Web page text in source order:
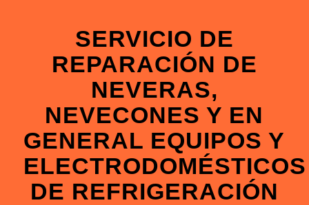
SERVICIO DE
REPARACIÓN DE
NEVERAS,
NEVECONES Y EN
GENERAL EQUIPOS Y
ELECTRODOMÉSTICOS
DE REFRIGERACIÓN